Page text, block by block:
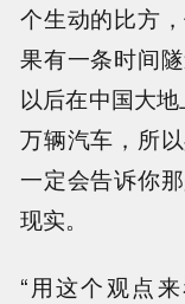
个生动的比方
果有一条时间
以后在中国大
万辆汽车，所
一定会告诉你
现实。
“用这个观点